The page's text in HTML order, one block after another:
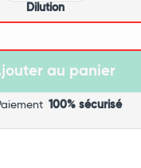
Dilution
au panier
100% sécurisé